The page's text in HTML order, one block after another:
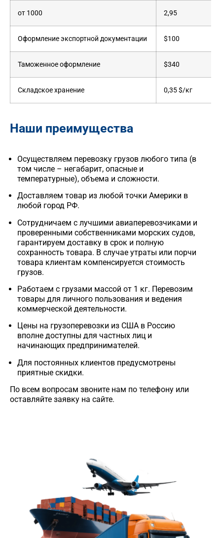
от 1000 2,95
Оформление экспортной документации $100
Таможенное оформление $340
Складское хранение 0,35 $/кг
Наши преимущества
Осуществляем перевозку грузов любого типа (в
том числе – негабарит, опасные и
температурные), объема и сложности.
Доставляем товар из любой точки Америки в
любой город РФ.
Сотрудничаем с лучшими авиаперевозчиками и
проверенными собственниками морских судов,
гарантируем доставку в срок и полную
сохранность товара. В случае утраты или порчи
товара клиентам компенсируется стоимость
грузов.
Работаем с грузами массой от 1 кг. Перевозим
товары для личного пользования и ведения
коммерческой деятельности.
Цены на грузоперевозки из США в Россию
вполне доступны для частных лиц и
начинающих предпринимателей.
Для постоянных клиентов предусмотрены
приятные скидки.
По всем вопросам звоните нам по телефону или
оставляйте заявку на сайте.